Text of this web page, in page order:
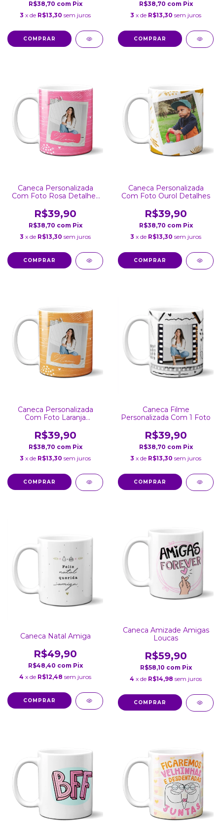
R$38,70 com Pix
3 x de R$13,30 sem juros
COMPRAR
R$38,70 com Pix
3 x de R$13,30 sem juros
COMPRAR
Caneca Personalizada
Com Foto Rosa Detalhes
R$39,90
R$38,70 com Pix
3 x de R$13,30 sem juros
COMPRAR
Caneca Personalizada
Com Foto Ourol Detalhes
R$39,90
R$38,70 com Pix
3 x de R$13,30 sem juros
COMPRAR
Caneca Personalizada
Com Foto Laranja
R$39,90
R$38,70 com Pix
3 x de R$13,30 sem juros
COMPRAR
Caneca Filme
Personalizada Com 1 Foto
R$39,90
R$38,70 com Pix
3 x de R$13,30 sem juros
COMPRAR
Caneca Natal Amiga
R$49,90
R$48,40 com Pix
4 x de R$12,48 sem juros
COMPRAR
Caneca Amizade Amigas
Loucas
R$59,90
R$58,10 com Pix
4 x de R$14,98 sem juros
COMPRAR